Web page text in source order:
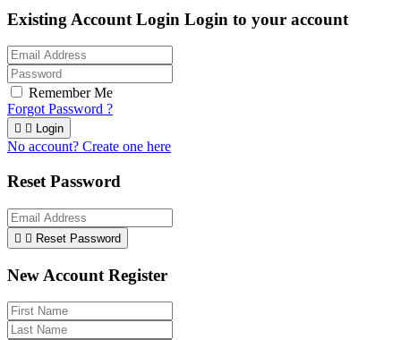
Existing Account Login Login to your account
Remember Me
Forgot Password ?
  Login
No account? Create one here
Reset Password
  Reset Password
New Account Register